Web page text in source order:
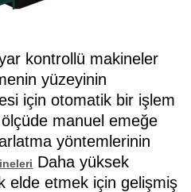
kontrollü makineler
yüzeyinin
için otomatik bir işlem
manuel emeğe
yöntemlerinin
Daha yüksek
elde etmek için gelişmiş